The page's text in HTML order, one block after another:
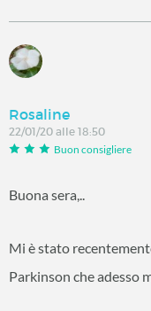
Rosaline
22/01/20 alle 18:50
Buon consigliere
Buona sera,..
Mi è stato
Parkinson che adesso